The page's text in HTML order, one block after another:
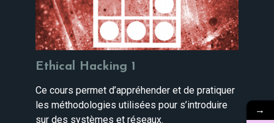
Ethical Hacking 1
Ce cours permet d’appréhender et de pratiquer
les méthodologies utilisées pour s’introduire
sur des systèmes et réseaux.
→